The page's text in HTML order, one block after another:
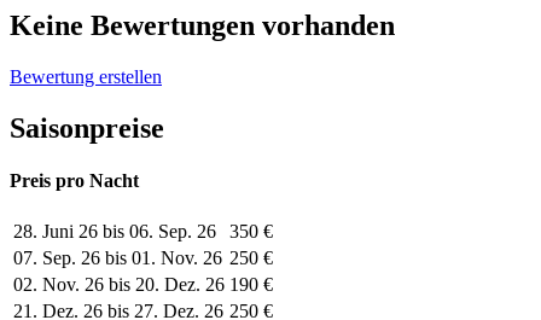
Keine Bewertungen vorhanden
Bewertung erstellen
Saisonpreise
Preis pro Nacht
28. Juni 26 bis 06. Sep. 26
350 €
07. Sep. 26 bis 01. Nov. 26 250 €
02. Nov. 26 bis 20. Dez. 26 190 €
21. Dez. 26 bis 27. Dez. 26 250 €